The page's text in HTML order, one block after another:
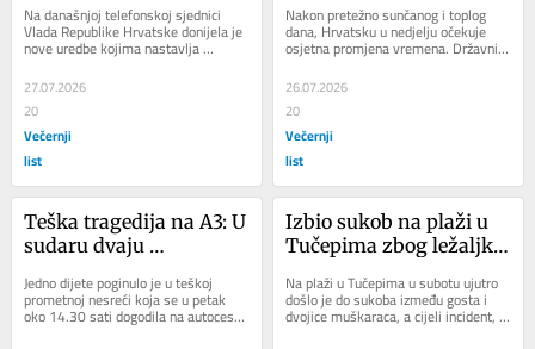
Na današnjoj telefonskoj sjednici
Vlada Republike Hrvatske donijela je
nove uredbe kojima nastavlja
regulirati cijene naftnih derivata.
Unatoč...
27.07.2026
20
Večernji
list
tuča i obilna kiša
Nakon pretežno sunčanog i toplog
dana, Hrvatsku u nedjelju očekuje
osjetna promjena vremena. Državni
hidrometeorološki zavod izdao je
narančasta...
26.07.2026
20
Večernji
list
Teška tragedija na A3: U
sudaru dvaju
dijete
Jedno dijete poginulo je u teškoj
prometnoj nesreći koja se u petak
oko 14.30 sati dogodila na autocesti
A3 Bregana - Lipovac, u blizini
Izbio sukob na plaži u
Tučepima zbog ležaljki:
me bacili na pod i tukli'
Na plaži u Tučepima u subotu ujutro
došlo je do sukoba između gosta i
dvojice muškaraca, a cijeli incident,
prema tvrdnjama sudionika, izbio je...